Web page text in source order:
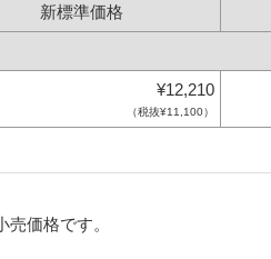
新標準価格
¥12,210
（税抜¥11,100）
価格です。